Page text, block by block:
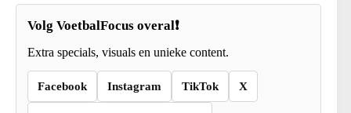
Volg VoetbalFocus overal❗
Extra specials, visuals en unieke content.
Facebook Instagram TikTok X